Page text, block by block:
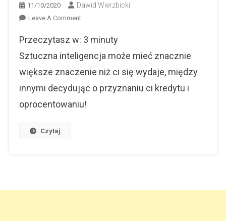
11/10/2020 Dawid Wierzbicki
Leave A CommentOn
Inteligencja
Zdecyduje
Twoim
Kredycie?
Przeczytasz w: 3 minuty
Sztuczna inteligencja może mieć znacznie
większe znaczenie niż ci się wydaje, między
innymi decydując o przyznaniu ci kredytu i
oprocentowaniu!
Czytaj